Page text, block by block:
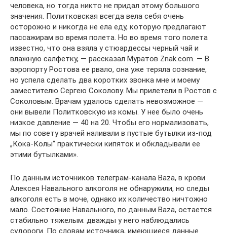
человека, но тогда никто не придал этому большого
значения. Политковская всегда вела себя очень
осторожно и никогда не ела еду, которую предлагают
пассажирам во время полета. Но во время того полета
известно, что она взяла у стюардессы черный чай и
влажную салфетку, — рассказал Муратов Znak.com. — В
аэропорту Ростова ее рвало, она уже теряла сознание,
но успела сделать два коротких звонка мне и моему
заместителю Сергею Соколову. Мы прилетели в Ростов с
Соколовым. Врачам удалось сделать невозможное —
они вывели Политковскую из комы. У нее было очень
низкое давление — 40 на 20. Чтобы его нормализовать,
мы по совету врачей наливали в пустые бутылки из-под
„Кока-Колы“ практически кипяток и обкладывали ее
этими бутылками».
По данным источников телеграм-канала Baza, в крови
Алексея Навального алкоголя не обнаружили, но следы
алкоголя есть в моче, однако их количество ничтожно
мало. Состояние Навального, по данным Baza, остается
стабильно тяжелым: дважды у него наблюдались
судороги. По словам источника, имеющиеся данные